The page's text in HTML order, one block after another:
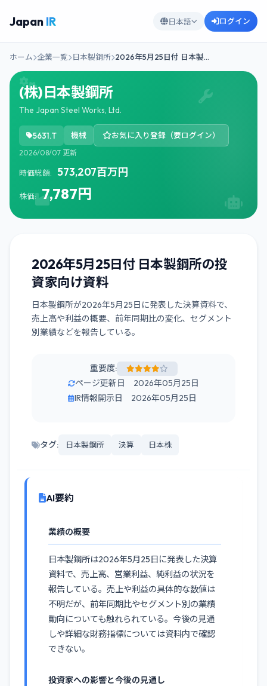
Japan IR 日本語 ログイン
ホーム 企業一覧 日本製鋼所 2026年5月25日付 日本製…
(株)日本製鋼所
The Japan Steel Works, Ltd.
5631.T 機械 お気に入り登録（要ログイン）
2026/08/07 更新
時価総額: 573,207百万円
株価: 7,787円
2026年5月25日付 日本製鋼所の投
資家向け資料
日本製鋼所が2026年5月25日に発表した決算資料で、
売上高や利益の概要、前年同期比の変化、セグメント
別業績などを報告している。
重要度:
ページ更新日 2026年05月25日
IR情報開示日 2026年05月25日
タグ: 日本製鋼所 決算 日本株
AI要約
業績の概要
日本製鋼所は2026年5月25日に発表した決算
資料で、売上高、営業利益、純利益の状況を
報告している。売上や利益の具体的な数値は
不明だが、前年同期比やセグメント別の業績
動向についても触れられている。今後の見通
しや詳細な財務指標については資料内で確認
できない。
投資家への影響と今後の見通し